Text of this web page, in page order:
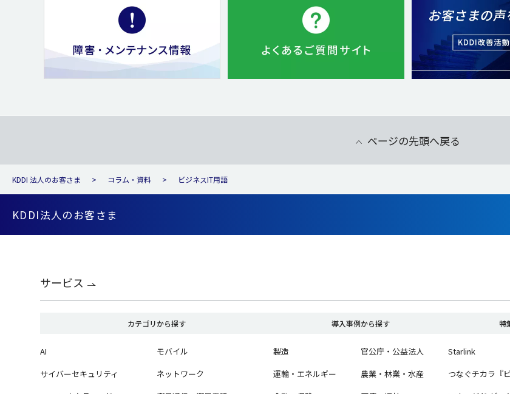
ページの先頭へ戻る
KDDI 法人のお客さま コラム・資料 ビジネスIT用語
KDDI法人のお客さま
サービス
カテゴリから探す
AI
サイバーセキュリティ
モバイル
ネットワーク
導入事例から探す
製造
運輸・エネルギー
官公庁・公益法人
農業・林業・水産
特
Starlink
つなぐチカラ『